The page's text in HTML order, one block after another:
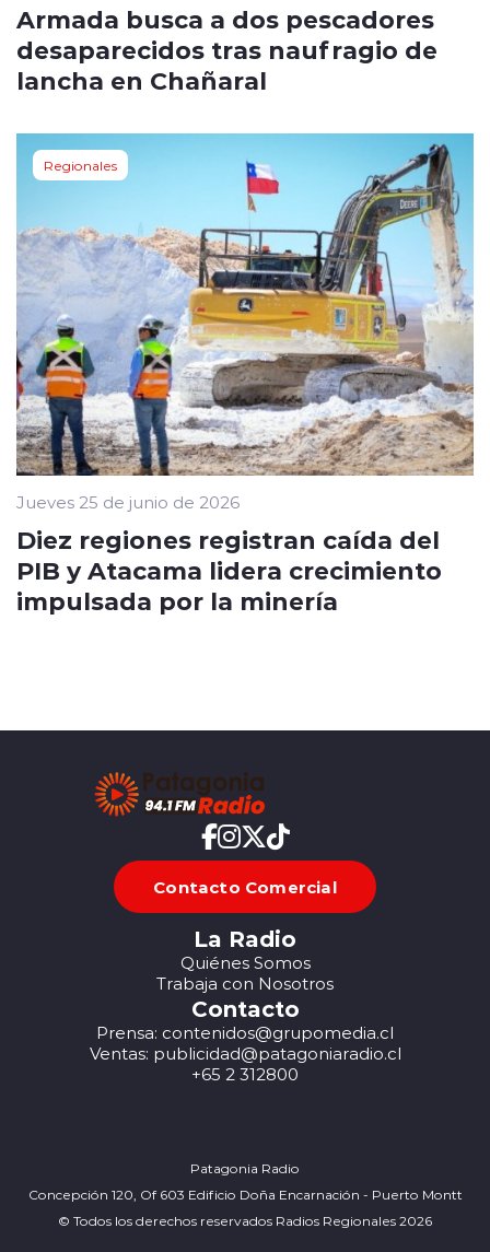
Armada busca a dos pescadores
desaparecidos tras naufragio de
lancha en Chañaral
Regionales
Jueves 25 de junio de 2026
Diez regiones registran caída del
PIB y Atacama lidera crecimiento
impulsada por la minería
Contacto Comercial
La Radio
Quiénes Somos
Trabaja con Nosotros
Contacto
Prensa: contenidos@grupomedia.cl
Ventas: publicidad@patagoniaradio.cl
+65 2 312800
Patagonia Radio
Concepción 120, Of 603 Edificio Doña Encarnación - Puerto Montt
© Todos los derechos reservados Radios Regionales 2026